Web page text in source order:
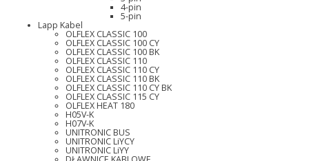
4-pin
5-pin
Lapp Kabel
OLFLEX CLASSIC 100
OLFLEX CLASSIC 100 CY
OLFLEX CLASSIC 100 BK
OLFLEX CLASSIC 110
OLFLEX CLASSIC 110 CY
OLFLEX CLASSIC 110 BK
OLFLEX CLASSIC 110 CY BK
OLFLEX CLASSIC 115 CY
OLFLEX HEAT 180
H05V-K
H07V-K
UNITRONIC BUS
UNITRONIC LiYCY
UNITRONIC LiYY